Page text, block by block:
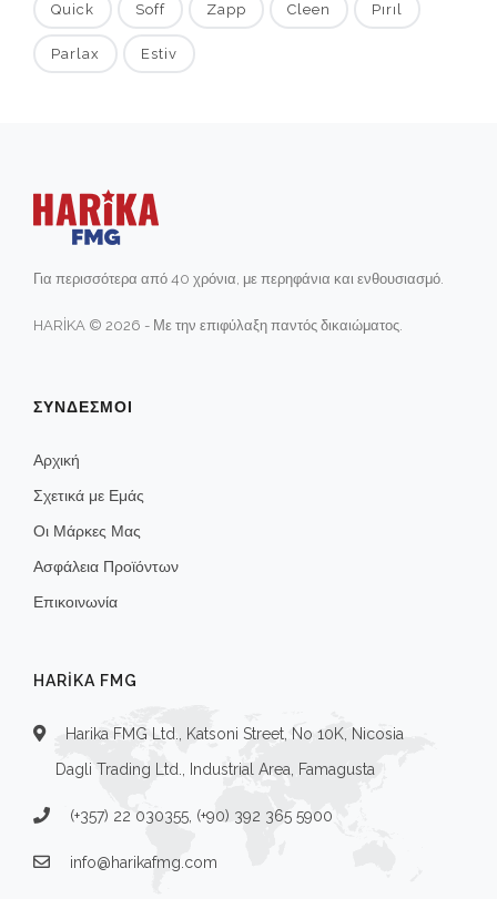
Quick Soff Zapp Cleen Pırıl
Parlax Estiv
Για περισσότερα από 40 χρόνια, με περηφάνια και ενθουσιασμό.
HARİKA © 2026 - Με την επιφύλαξη παντός δικαιώματος.
ΣΥΝΔΕΣΜΟΙ
Αρχική
Σχετικά με Εμάς
Οι Μάρκες Μας
Ασφάλεια Προϊόντων
Επικοινωνία
HARIKA FMG
Harika FMG Ltd., Katsoni Street, No 10K, Nicosia
Dagli Trading Ltd., Industrial Area, Famagusta
(+357) 22 030355, (+90) 392 365 5900
info@harikafmg.com